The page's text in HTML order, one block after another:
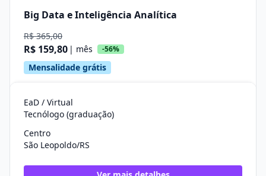
Big Data e Inteligência Analítica
R$ 365,00
R$ 159,80 | mês -56%
Mensalidade grátis
EaD / Virtual
Tecnólogo (graduação)
Centro
São Leopoldo/RS